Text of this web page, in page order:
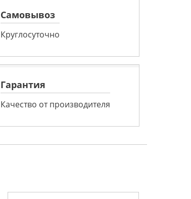
Самовывоз
Круглосуточно
Гарантия
Качество от производителя